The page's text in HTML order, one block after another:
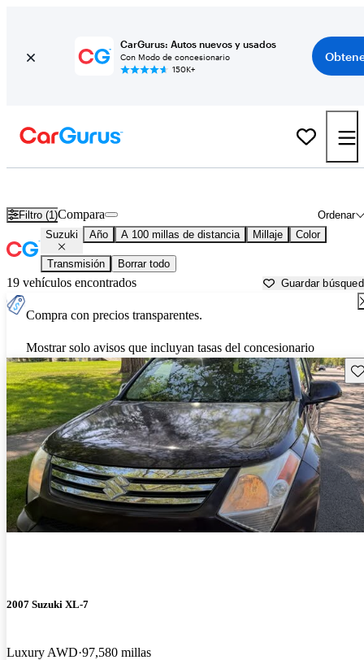
CarGurus: Autos nuevos y usados
Con Modo de concesionario
150K+
Filtro (1) Ordenar
Compara
Suzuki Año A 100 millas de distancia Millaje Color
Transmisión Borrar todo
19 vehículos encontrados Guardar
Compra con precios transparentes.
Mostrar solo avisos que incluyan tasas del concesionario
2007 Suzuki XL-7
Luxury AWD 97,580 millas